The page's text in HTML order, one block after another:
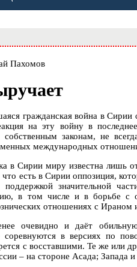
Пахомов
гражданская война в
на эту войну в
законам, не
международных
в Сирии миру известна лишь
есть в Сирии оппозиция,
поддержкой значительной
в том числе и в борьбе с
отношениях с Ираном
очевидно и даёт
в версиях по
с восставшими. Те же или
– на стороне Асада; Запада